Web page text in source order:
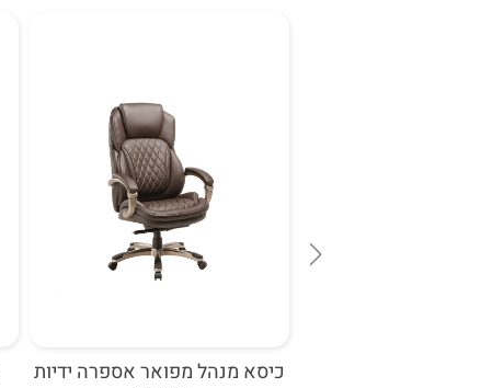
שימוש לא סביר .
זמן אספקה 10 ימי עסקים.
כיסא מנהל מפואר אספרה ידיות